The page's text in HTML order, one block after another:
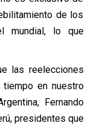
de los
mundial, lo que
las reelecciones
en nuestro
Fernando
presidentes que